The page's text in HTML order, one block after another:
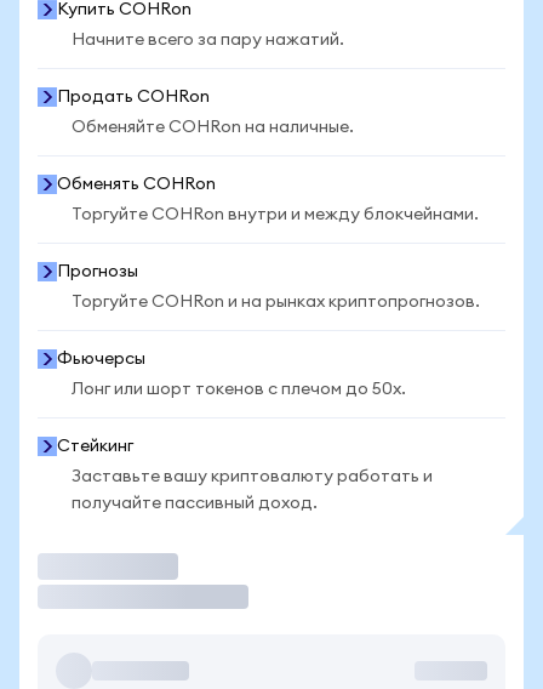
Купить COHRon
Начните всего за пару нажатий.
Продать COHRon
Обменяйте COHRon на наличные.
Обменять COHRon
Торгуйте COHRon внутри и между блокчейнами.
Прогнозы
Торгуйте COHRon и на рынках криптопрогнозов.
Фьючерсы
Лонг или шорт токенов с плечом до 50x.
Стейкинг
Заставьте вашу криптовалюту работать и
получайте пассивный доход.